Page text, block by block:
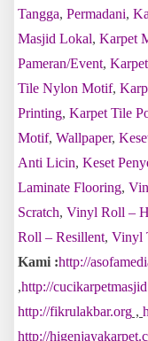
Tangga, Permadani,
Masjid Lokal, Karpet
Pameran/Event,
Tile Nylon Motif,
Printing, Karpet Tile
Motif, Wallpaper,
Anti Licin, Keset
Laminate Flooring,
Scratch, Vinyl Roll –
Roll – Resillent, Vinyl
Kami :http://
,http://
http://fikrulakbar.org ,
http://